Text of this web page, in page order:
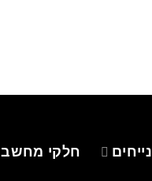
נייחים חלקי מחשב